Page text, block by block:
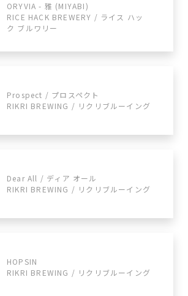
ORYVIA - 雅 (MIYABI)
RICE HACK BREWERY / ライス ハッ
ク ブルワリー
Prospect / プロスペクト
RIKRI BREWING / リクリブルーイング
Dear All / ディア オール
RIKRI BREWING / リクリブルーイング
HOPSIN
RIKRI BREWING / リクリブルーイング